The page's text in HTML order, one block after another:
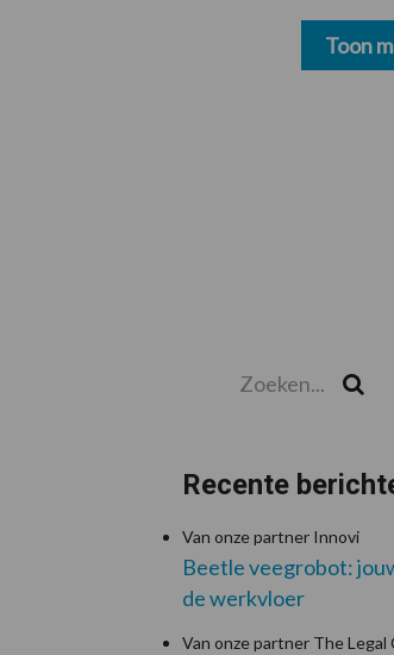
Toon
Recente
Van onze partner Innovi
Beetle veegrobot:
de werkvloer
Van onze partner The Legal